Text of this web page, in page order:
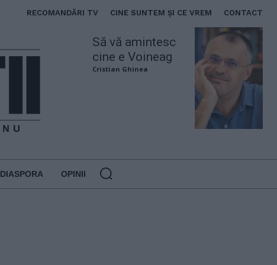
RECOMANDĂRI TV CINE SUNTEM ȘI CE VREM CONTACT
Să vă amintesc
cine e Voineag
Cristian Ghinea
DIASPORA OPINII